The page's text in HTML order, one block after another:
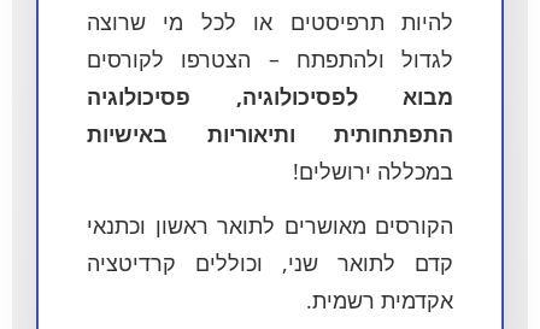
להיות תרפיסטים או לכל מי שרוצה
לגדול ולהתפתח – הצטרפו לקורסים
מבוא לפסיכולוגיה, פסיכולוגיה
התפתחותית ותיאוריות באישיות
במכללה ירושלים!
הקורסים מאושרים לתואר ראשון וכתנאי
קדם לתואר שני, וכוללים קרדיטציה
אקדמית רשמית.